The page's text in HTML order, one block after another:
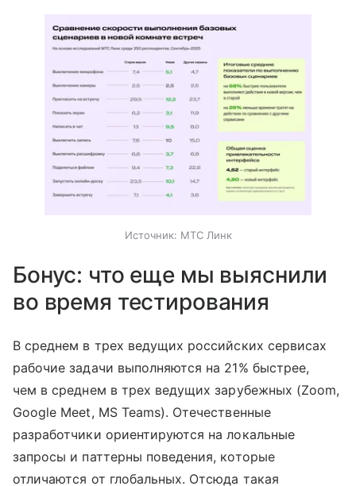
Источник: МТС Линк
Бонус: что еще мы выяснили
во время тестирования
В среднем в трех ведущих российских сервисах
рабочие задачи выполняются на 21% быстрее,
чем в среднем в трех ведущих зарубежных (Zoom,
Google Meet, MS Teams). Отечественные
разработчики ориентируются на локальные
запросы и паттерны поведения, которые
отличаются от глобальных. Отсюда такая